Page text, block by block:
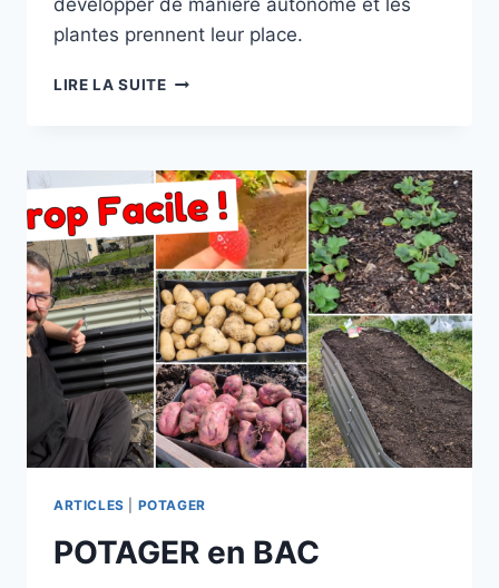
développer de manière autonome et les
plantes prennent leur place.
LIRE LA SUITELE
ANNÉE
3
ARTICLES POTAGER
POTAGER en BAC